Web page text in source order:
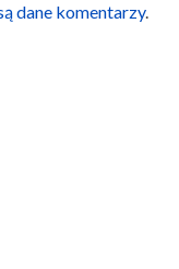
dane komentarzy.